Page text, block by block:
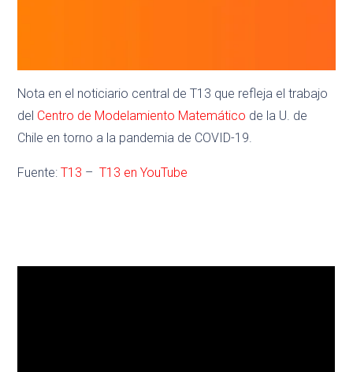
Nota en el noticiario central de T13 que refleja el trabajo
del Centro de Modelamiento Matemático de la U. de
Chile en torno a la pandemia de COVID-19.
Fuente:T13 –T13 en YouTube